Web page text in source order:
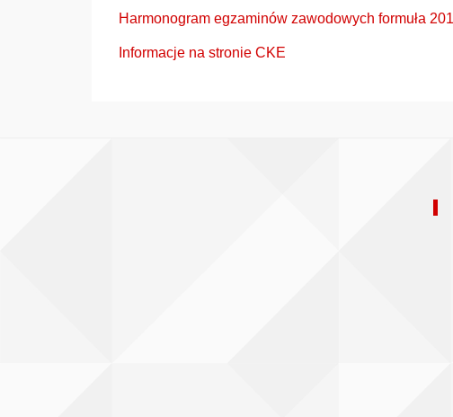
Harmonogram egzaminów zawodowych formuła
Informacje na stronie CKE